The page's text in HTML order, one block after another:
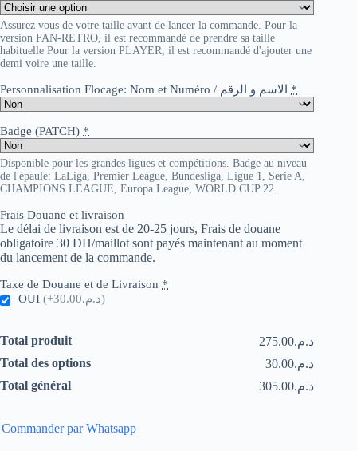
Assurez vous de votre taille avant de lancer la commande. Pour la
version FAN-RETRO, il est recommandé de prendre sa taille
habituelle Pour la version PLAYER, il est recommandé d'ajouter une
demi voire une taille.
Personnalisation Flocage: Nom et Numéro / الاسم و الرقم *
Badge (PATCH) *
Disponible pour les grandes ligues et compétitions. Badge au niveau
de l'épaule: LaLiga, Premier League, Bundesliga, Ligue 1, Serie A,
CHAMPIONS LEAGUE, Europa League, WORLD CUP 22..
Frais Douane et livraison
Le délai de livraison est de 20-25 jours, Frais de douane
obligatoire 30 DH/maillot sont payés maintenant au moment
du lancement de la commande.
Taxe de Douane et de Livraison *
OUI
(+د.م.30.00)
Total produit
د.م.275.00
Total des options
د.م.30.00
Total général
د.م.305.00
Commander par Whatsapp